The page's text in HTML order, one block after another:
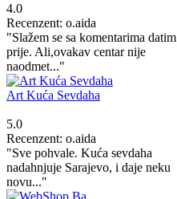
4.0
Recenzent: o.aida
"Slažem se sa komentarima datim
prije. Ali,ovakav centar nije
naodmet..."
Art Kuća Sevdaha
5.0
Recenzent: o.aida
"Sve pohvale. Kuća sevdaha
nadahnjuje Sarajevo, i daje neku
novu..."